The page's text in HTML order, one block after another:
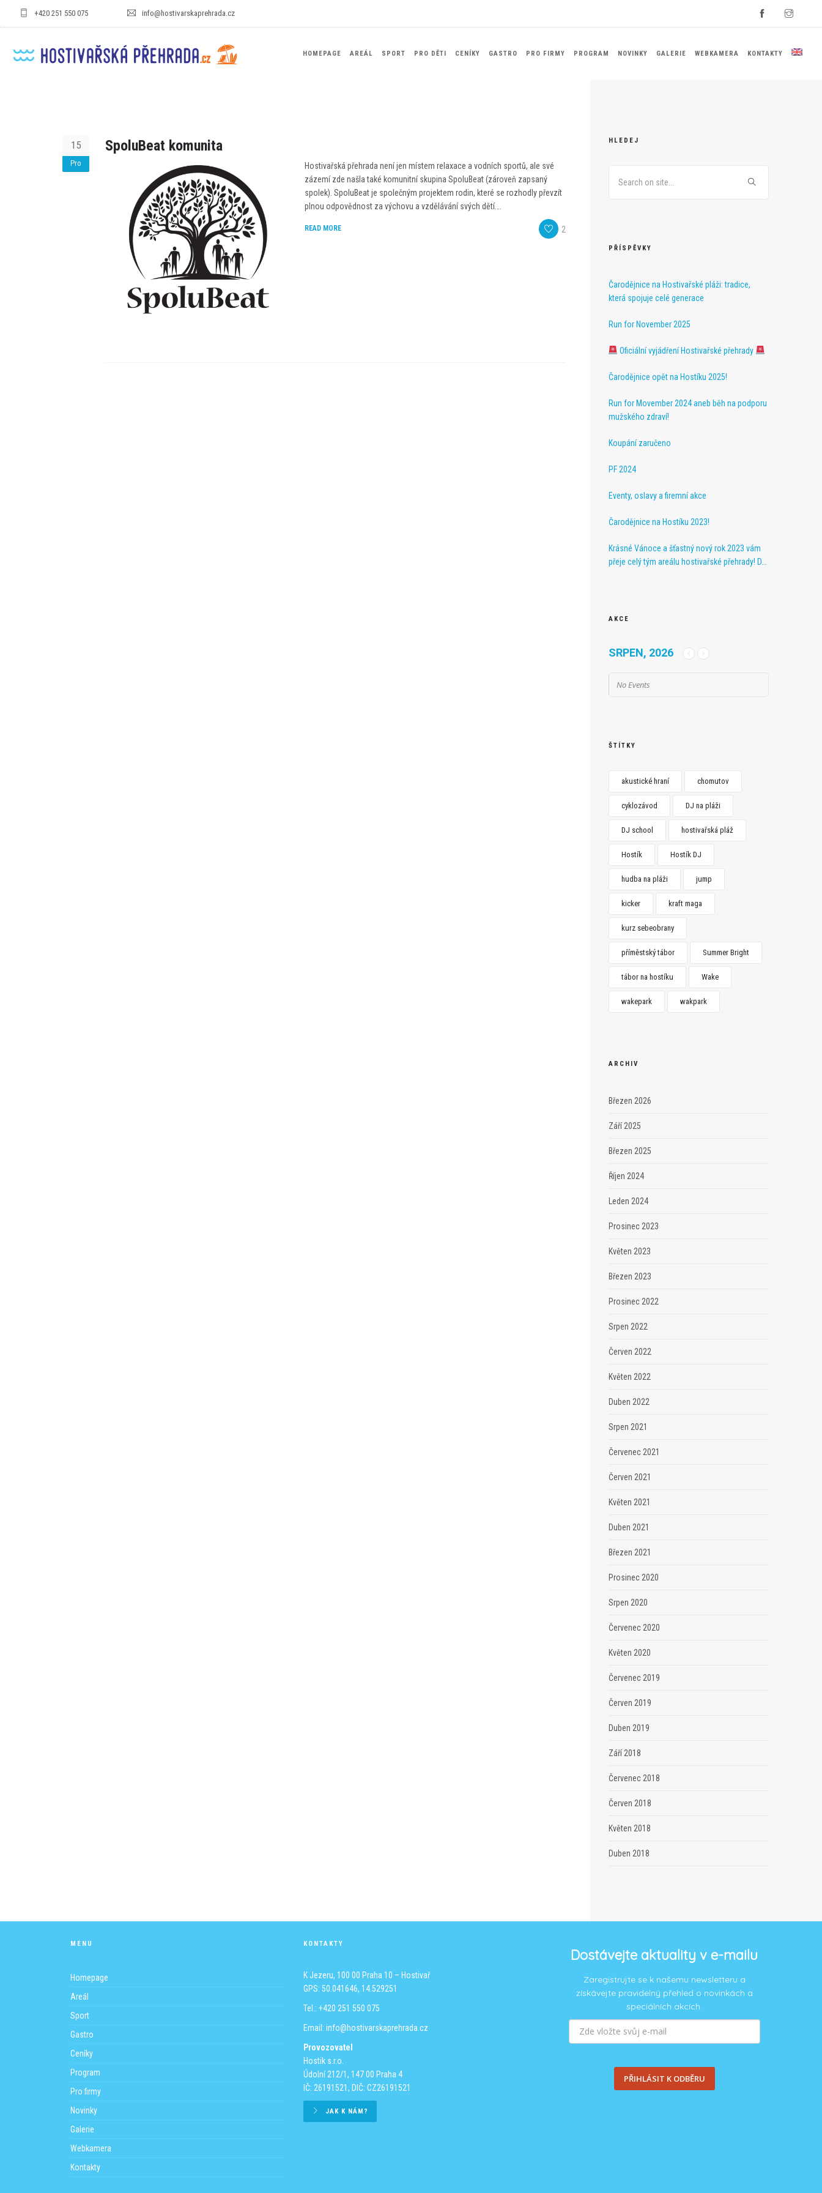
+420 251 550 075 info@hostivarskaprehrada.cz
HOMEPAGE AREÁL SPORT PRO DĚTI CENÍKY GASTRO PRO FIRMY PROGRAM NOVINKY GALERIE WEBKAMERA KONTAKTY
15
Pro
SpoluBeat komunita
Hostivařská přehrada není jen místem relaxace a vodních sportů, ale své
zázemí zde našla také komunitní skupina SpoluBeat (zároveň zapsaný
spolek). SpoluBeat je společným projektem rodin, které se rozhodly převzít
plnou odpovědnost za výchovu a vzdělávání svých dětí….
READ MORE 2
HLEDEJ
PŘÍSPĚVKY
Čarodějnice na Hostivařské pláži: tradice,
která spojuje celé generace
Run for November 2025
Oficiální vyjádření Hostivařské přehrady
Čarodějnice opět na Hostíku 2025!
Run for Movember 2024 aneb běh na podporu
mužského zdraví!
Koupání zaručeno
PF 2024
Eventy, oslavy a firemní akce
Čarodějnice na Hostíku 2023!
Krásné Vánoce a šťastný nový rok 2023 vám
přeje celý tým areálu hostivařské přehrady! Do
AKCE
SRPEN, 2026
No Events
ŠTÍTKY
akustické hraní chomutov
cyklozávod DJ na pláži
DJ school hostivařská pláž
Hostík Hostík DJ
hudba na pláži jump
kicker kraft maga
kurz sebeobrany
příměstský tábor Summer Bright
tábor na hostíku Wake
wakepark wakpark
ARCHIV
Březen 2026
Září 2025
Březen 2025
Říjen 2024
Leden 2024
Prosinec 2023
Květen 2023
Březen 2023
Prosinec 2022
Srpen 2022
Červen 2022
Květen 2022
Duben 2022
Srpen 2021
Červenec 2021
Červen 2021
Květen 2021
Duben 2021
Březen 2021
Prosinec 2020
Srpen 2020
Červenec 2020
Květen 2020
Červenec 2019
Červen 2019
Duben 2019
Září 2018
Červenec 2018
Červen 2018
Květen 2018
Duben 2018
MENU
Homepage
Areál
Sport
Gastro
Ceníky
Program
Pro firmy
Novinky
Galerie
Webkamera
Kontakty
KONTAKTY
K Jezeru, 100 00 Praha 10 – Hostivař
GPS: 50.041646, 14.529251
Tel.: +420 251 550 075
Email:info@hostivarskaprehrada.cz
Provozovatel
Hostik s.r.o.
Údolní 212/1, 147 00 Praha 4
IČ: 26191521, DIČ: CZ26191521
JAK K NÁM?
Dostávejte aktuality v e-mailu
Zaregistrujte se k našemu newsletteru a
získávejte pravidelný přehled o novinkách a
speciálních akcích.
PŘIHLÁSIT K ODBĚRU